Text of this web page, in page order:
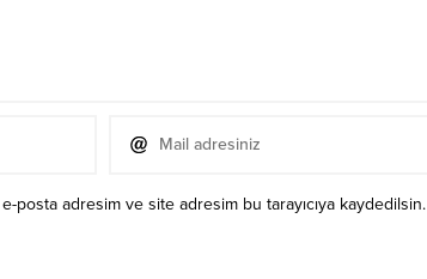
posta adresim ve site adresim bu tarayıcıya kaydedilsin.